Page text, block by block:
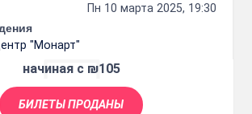
Пн 10 марта 2025, 19:30
"Монарт"
начиная с ₪105
БИЛЕТЫ ПРОДАНЫ